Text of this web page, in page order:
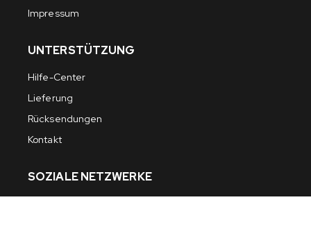
Impressum
UNTERSTÜTZUNG
Hilfe-Center
Lieferung
Rücksendungen
Kontakt
SOZIALE NETZWERKE